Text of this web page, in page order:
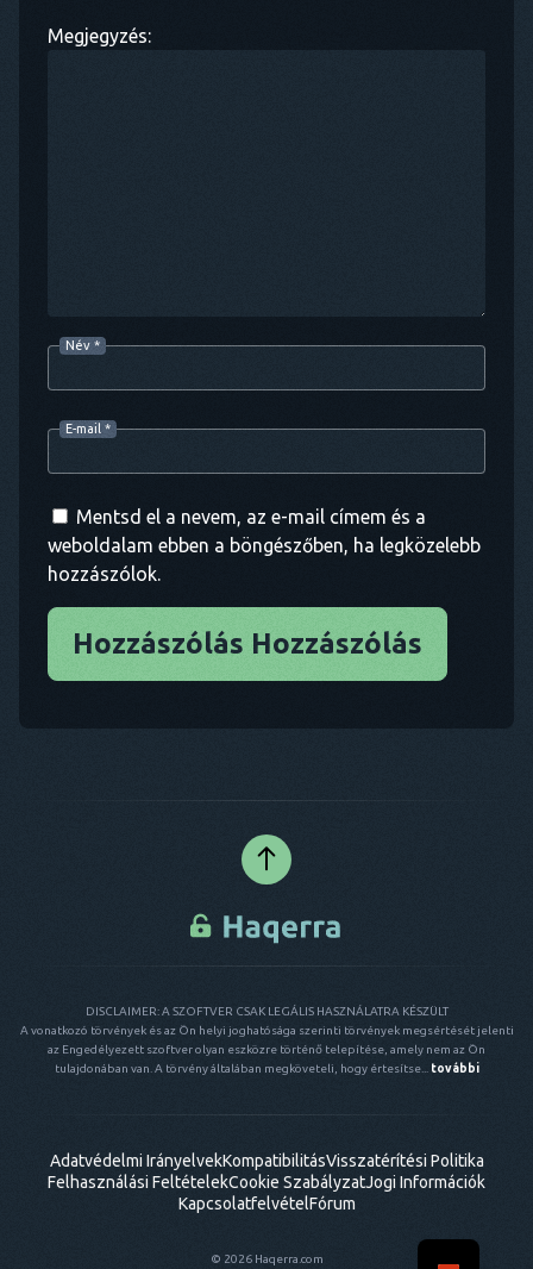
Megjegyzés:
Név *
E-mail *
Mentsd el a nevem, az e-mail címem és a
weboldalam ebben a böngészőben, ha legközelebb
hozzászólok.
Hozzászólás Hozzászólás
DISCLAIMER: A SZOFTVER CSAK LEGÁLIS HASZNÁLATRA KÉSZÜLT
A vonatkozó törvények és az Ön helyi joghatósága szerinti törvények megsértését jelenti
az Engedélyezett szoftver olyan eszközre történő telepítése, amely nem az Ön
tulajdonában van. A törvény általában megköveteli, hogy értesítse... további
© 2026 Haqerra.com
Adatvédelmi IrányelvekKompatibilitásVisszatérítési Politika
Felhasználási FeltételekCookie SzabályzatJogi Információk
KapcsolatfelvételFórum